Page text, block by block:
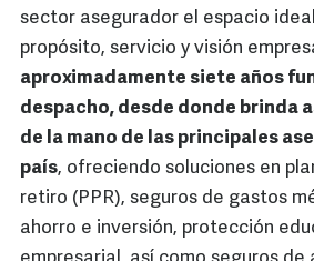
sector asegurador el espacio
propósito, servicio y visión
aproximadamente siete años
despacho, desde donde brinda
de la mano de las principales
país, ofreciendo soluciones en
retiro (PPR), seguros de gastos
ahorro e inversión, protección